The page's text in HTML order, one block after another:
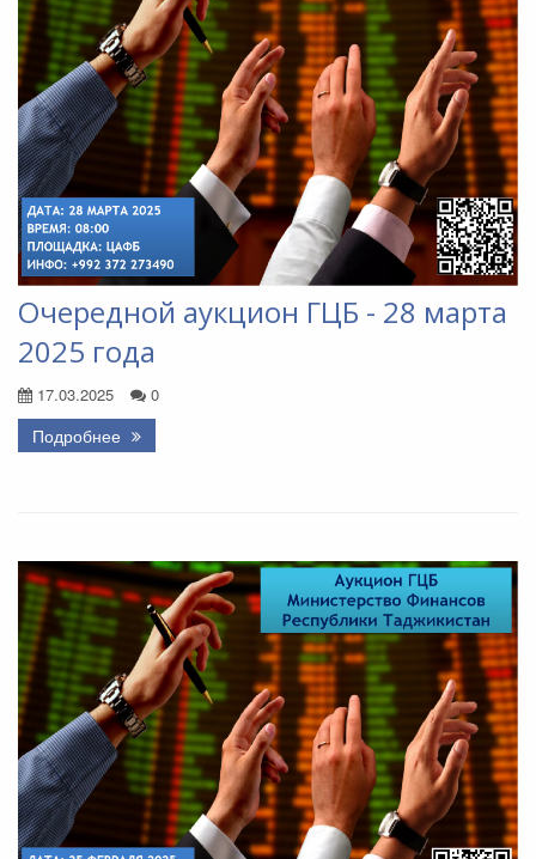
Очередной аукцион ГЦБ - 28 марта
2025 года
17.03.2025 0
Подробнее